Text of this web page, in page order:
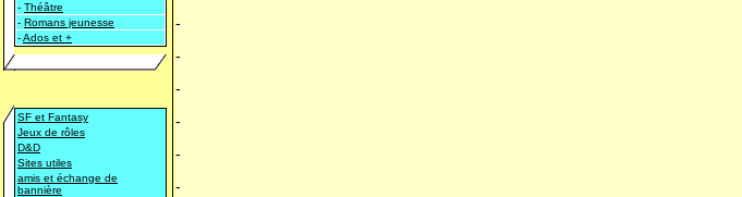
- Théâtre
- Romans jeunesse
-Ados et +
SF et Fantasy
Jeux de rôles
D&D
Sites utiles
amis et échange de
bannière
-
-
-
-
-
-